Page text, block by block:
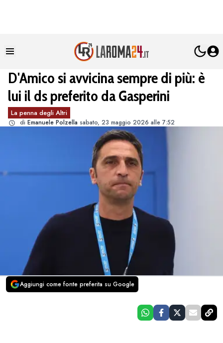
D'Amico si avvicina sempre di più: è
lui il ds preferito da Gasperini
La penna degli Altri
di Emanuele Polzella sabato, 23 maggio 2026 alle 7:52
Aggiungi come fonte preferita su Google